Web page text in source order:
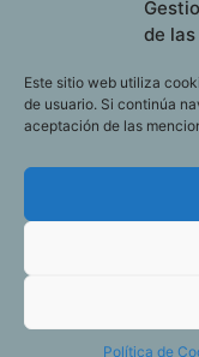
de
Este sitio web utiliza
de usuario. Si continúa
aceptación de las
Política de